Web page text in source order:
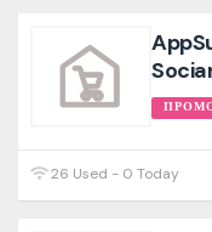
26 Used - 0 Today